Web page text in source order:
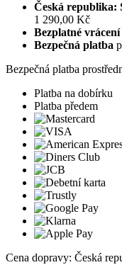
Česká republika:
1 290,00 Kč
Bezplatné vrácení
Bezpečná platba
Bezpečná platba
Platba na dobírku
Platba předem
Cena dopravy: Česká